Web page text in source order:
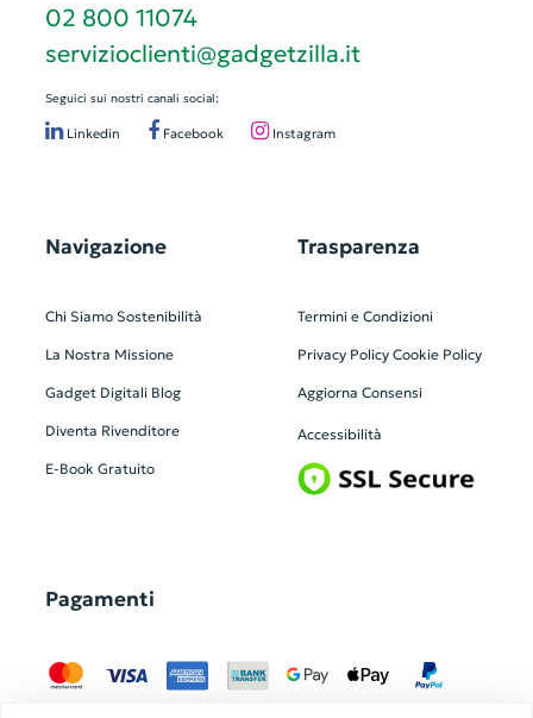
02 800 11074
servizioclienti@gadgetzilla.it
Seguici sui nostri canali social:
Linkedin Facebook Instagram
Navigazione
Chi Siamo Sostenibilità
La Nostra Missione
Gadget Digitali Blog
Diventa Rivenditore
E-Book Gratuito
Trasparenza
Termini e Condizioni
Privacy Policy Cookie Policy
Aggiorna Consensi
Accessibilità
Pagamenti